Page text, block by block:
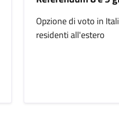
Opzione di voto in
residenti all'estero